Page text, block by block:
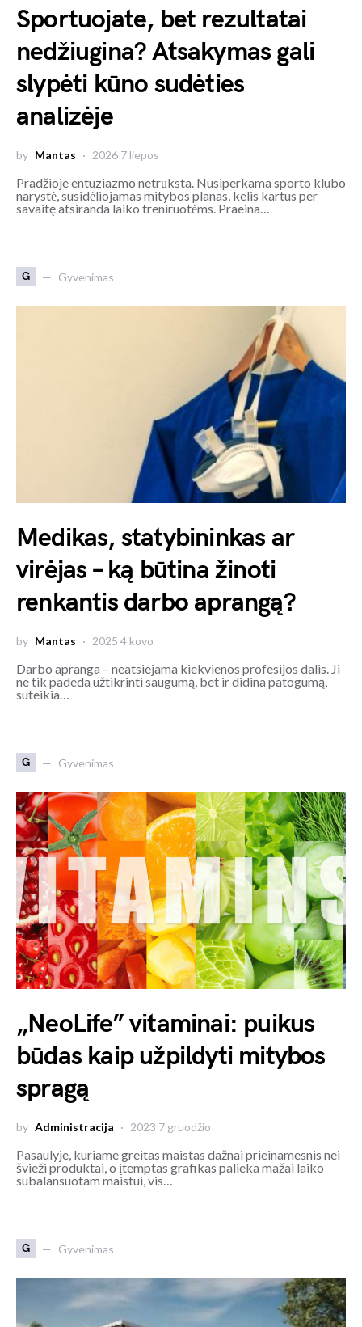
Sportuojate, bet rezultatai
nedžiugina? Atsakymas gali
slypėti kūno sudėties
analizėje
by Mantas 2026 7 liepos
Pradžioje entuziazmo netrūksta. Nusiperkama sporto klubo
narystė, susidėliojamas mitybos planas, kelis kartus per
savaitę atsiranda laiko treniruotėms. Praeina…
G Gyvenimas
Medikas, statybininkas ar
virėjas – ką būtina žinoti
renkantis darbo aprangą?
by Mantas 2025 4 kovo
Darbo apranga – neatsiejama kiekvienos profesijos dalis. Ji
ne tik padeda užtikrinti saugumą, bet ir didina patogumą,
suteikia…
G Gyvenimas
„NeoLife” vitaminai: puikus
būdas kaip užpildyti mitybos
spragą
by Administracija 2023 7 gruodžio
Pasaulyje, kuriame greitas maistas dažnai prieinamesnis nei
švieži produktai, o įtemptas grafikas palieka mažai laiko
subalansuotam maistui, vis…
G Gyvenimas